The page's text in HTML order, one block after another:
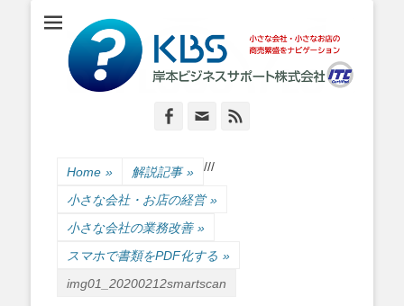
岸本ビジネスサポ
ート株式会社
小さな会社・小さなお店のIT経営をナビゲーション
Facebook
Email
Home » 解説記事 » /
小さな会社・お店の経営 »
/
小さな会社の業務改善 »
/
スマホで書類をPDF化する »
img01_20200212smartscan